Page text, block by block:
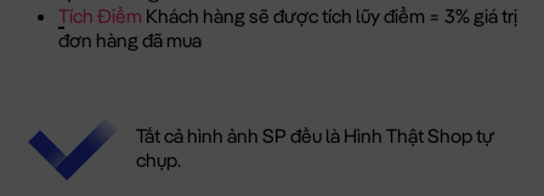
Tích Điểm Khách hàng sẽ được tích lũy điểm = 3% giá trị
đơn hàng đã mua
Tất cả hình ảnh SP đều là Hình Thật Shop tự
chụp.